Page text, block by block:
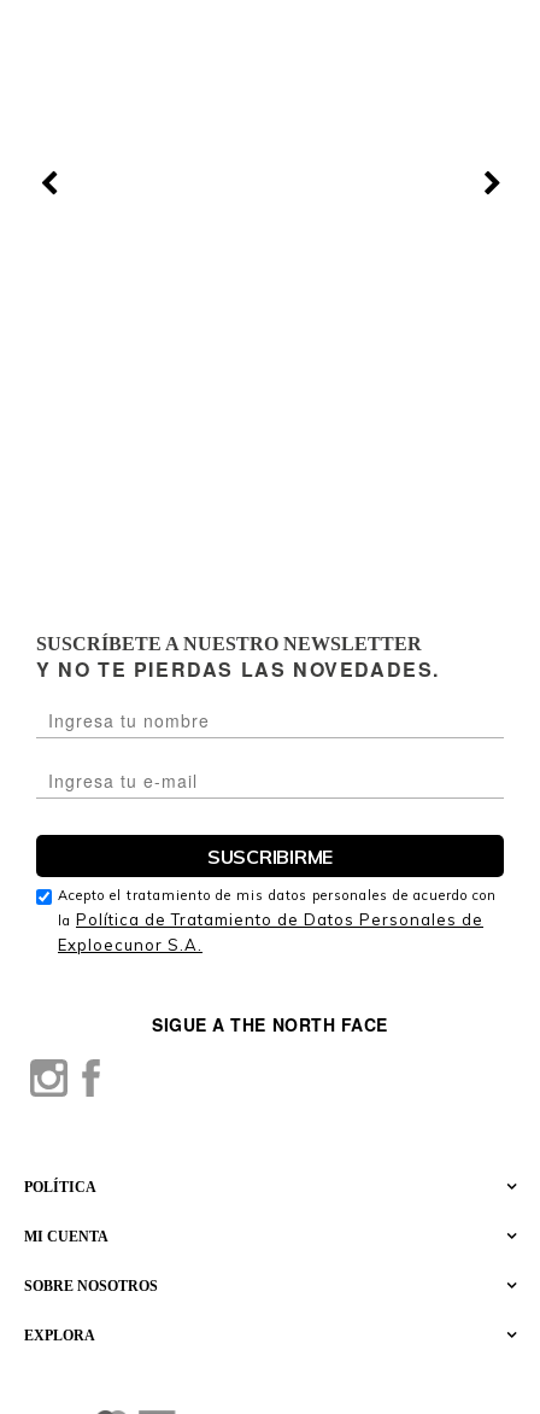
EXPLORA
SOBRE NOSOTROS
MI CUENTA
POLÍTICA
SIGUE A THE NORTH FACE
SUSCRÍBETE A NUESTRO NEWSLETTER
Y NO TE PIERDAS LAS NOVEDADES.
Acepto el tratamiento de mis datos personales de acuerdo con
la Política de Tratamiento de Datos Personales de
Exploecunor S.A.